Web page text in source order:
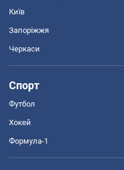
Київ
Запоріжжя
Черкаси
Спорт
Футбол
Хокей
Формула-1